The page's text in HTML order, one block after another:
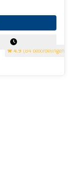
4.9 (84 beoordelingen)